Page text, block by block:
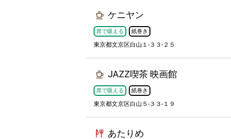
ケニヤン
席で吸える 紙巻き
東京都文京区白山１-３３-２５
JAZZ喫茶 映画館
席で吸える 紙巻き
東京都文京区白山５-３３-１９
あたりめ